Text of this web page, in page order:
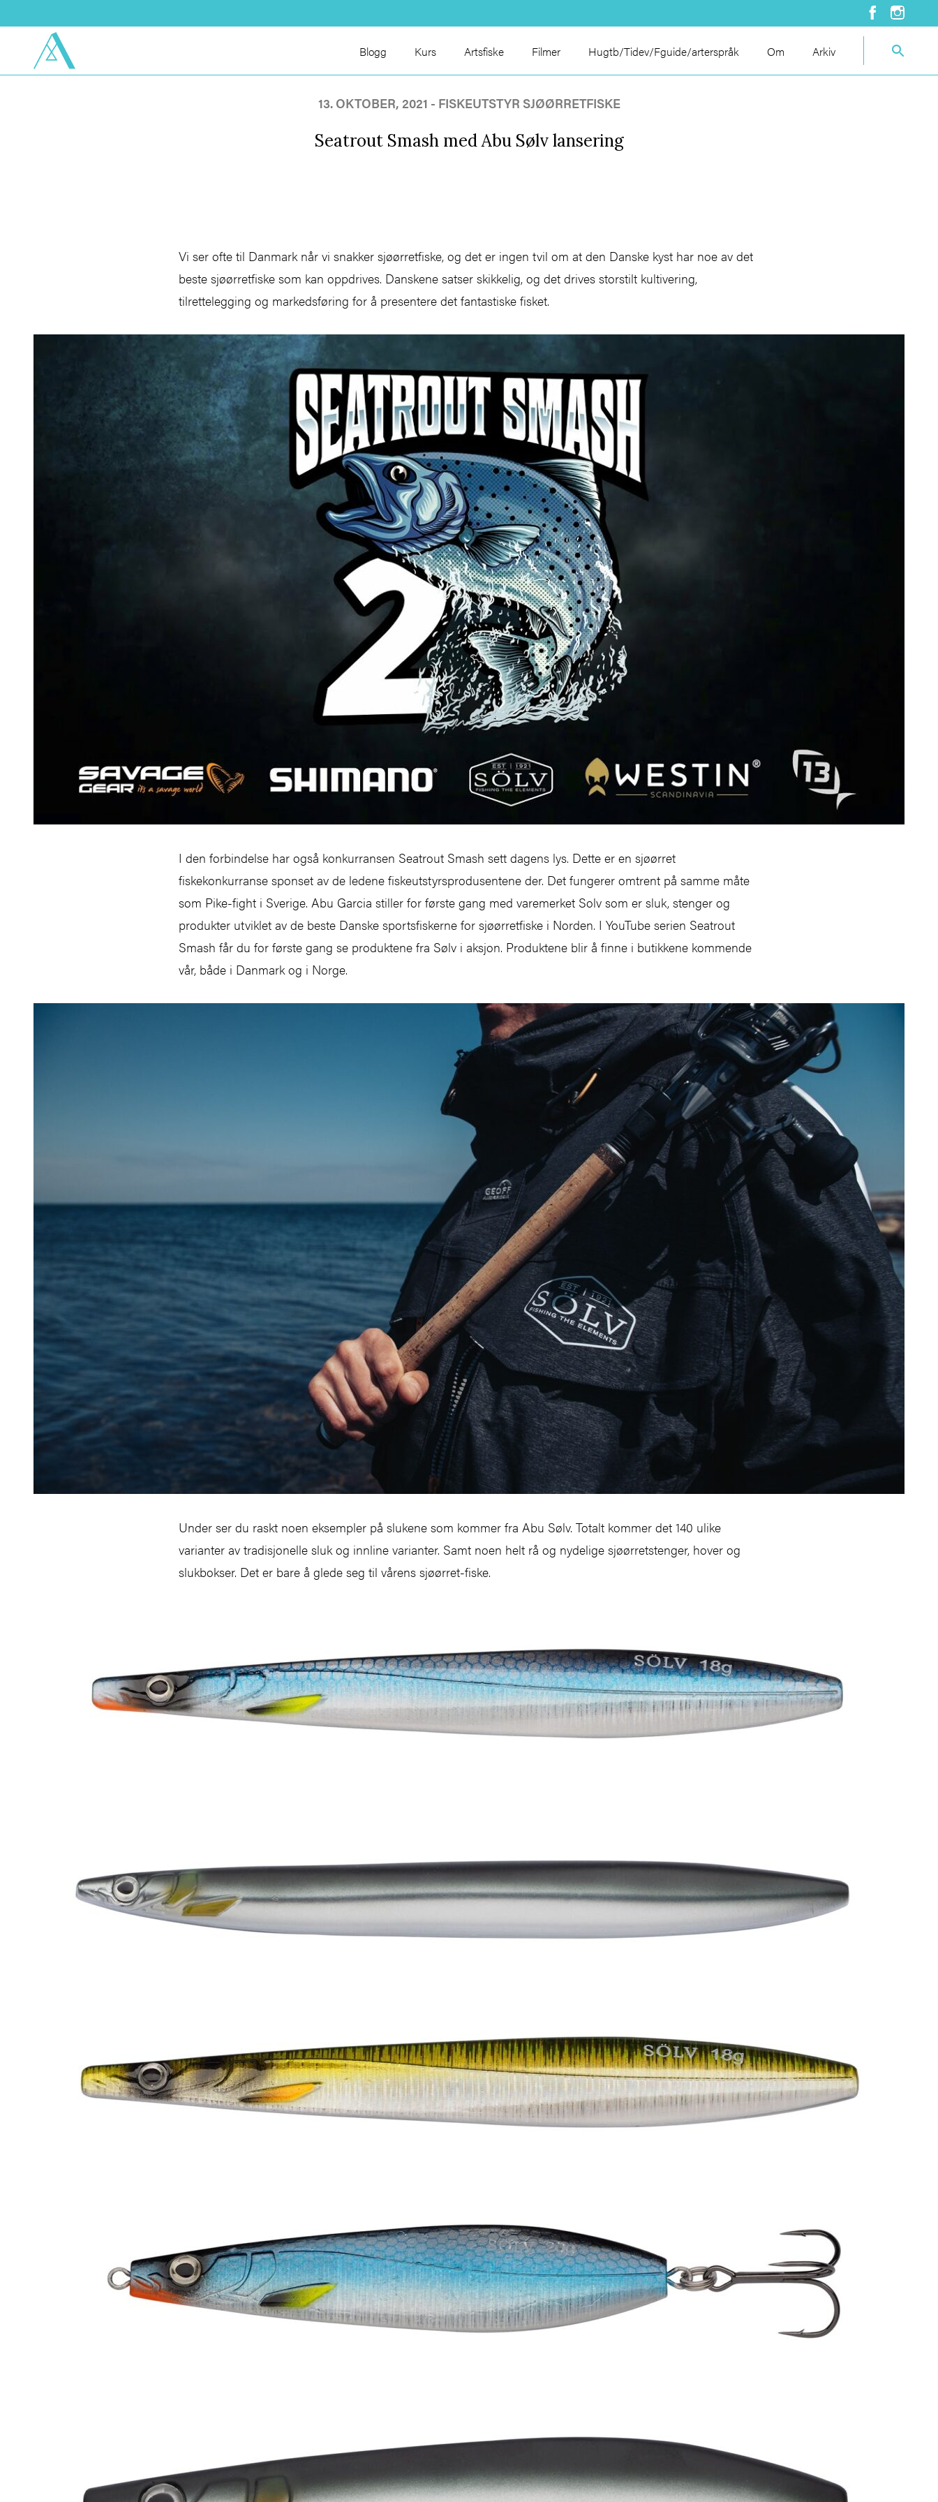
Blogg Kurs Artsfiske Filmer Hugtb/Tidev/Fguide/arterspråk Om Arkiv
13. OKTOBER, 2021 - FISKEUTSTYR SJØØRRETFISKE
Seatrout Smash med Abu Sølv lansering
Vi ser ofte til Danmark når vi snakker sjøørretfiske, og det er ingen tvil om at den Danske kyst har noe av det
beste sjøørretfiske som kan oppdrives. Danskene satser skikkelig, og det drives storstilt kultivering,
tilrettelegging og markedsføring for å presentere det fantastiske fisket.
I den forbindelse har også konkurransen Seatrout Smash sett dagens lys. Dette er en sjøørret
fiskekonkurranse sponset av de ledene fiskeutstyrsprodusentene der. Det fungerer omtrent på samme måte
som Pike-fight i Sverige. Abu Garcia stiller for første gang med varemerket Solv som er sluk, stenger og
produkter utviklet av de beste Danske sportsfiskerne for sjøørretfiske i Norden. I YouTube serien Seatrout
Smash får du for første gang se produktene fra Sølv i aksjon. Produktene blir å finne i butikkene kommende
vår, både i Danmark og i Norge.
Under ser du raskt noen eksempler på slukene som kommer fra Abu Sølv. Totalt kommer det 140 ulike
varianter av tradisjonelle sluk og innline varianter. Samt noen helt rå og nydelige sjøørretstenger, hover og
slukbokser. Det er bare å glede seg til vårens sjøørret-fiske.